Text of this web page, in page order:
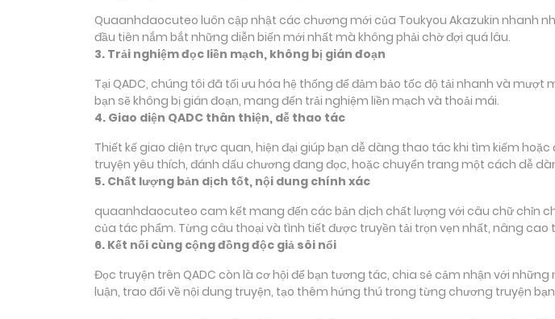
Quaanhdaocuteo luôn cập nhật các chương mới của Toukyou Akazukin nhanh
đầu tiên nắm bắt những diễn biến mới nhất mà không phải chờ đợi quá lâu.
3. Trải nghiệm đọc liền mạch, không bị gián đoạn
Tại QADC, chúng tôi đã tối ưu hóa hệ thống để đảm bảo tốc độ tải nhanh và
bạn sẽ không bị gián đoạn, mang đến trải nghiệm liền mạch và thoải mái.
4. Giao diện QADC thân thiện, dễ thao tác
Thiết kế giao diện trực quan, hiện đại giúp bạn dễ dàng thao tác khi tìm kiếm
truyện yêu thích, đánh dấu chương đang đọc, hoặc chuyển trang một cách dễ
5. Chất lượng bản dịch tốt, nội dung chính xác
quaanhdaocuteo cam kết mang đến các bản dịch chất lượng với câu chữ chỉn
của tác phẩm. Từng câu thoại và tình tiết được truyền tải trọn vẹn nhất, nâng cao
6. Kết nối cùng cộng đồng độc giả sôi nổi
Đọc truyện trên QADC còn là cơ hội để bạn tương tác, chia sẻ cảm nhận với
luận, trao đổi về nội dung truyện, tạo thêm hứng thú trong từng chương truyện